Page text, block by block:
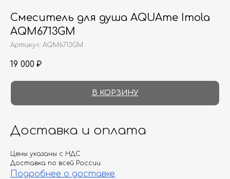
Смеситель для душа AQUAme Imola
AQM6713GM
Артикул: AQM6713GM
19 000 ₽
В КОРЗИНУ
Доставка и оплата
Цены указаны с НДС
Доставка по всей России
Подробнее о доставке.